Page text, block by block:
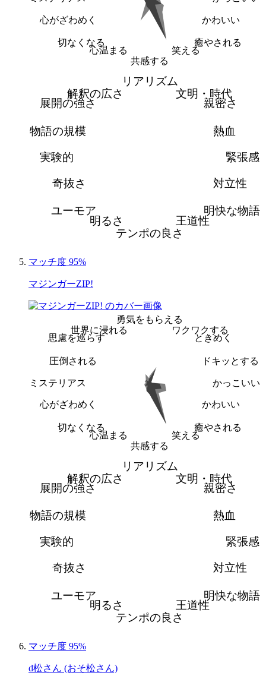
かわいい
癒やされる
笑える
共感する
心温まる
切なくなる
心がざわめく
リアリズム
文明・時代
親密さ
熱血
緊張感
対立性
明快な物語
王道性
テンポの良さ
明るさ
ユーモア
奇抜さ
実験的
物語の規模
展開の強さ
解釈の広さ
マッチ度 95%
マジンガーZIP!
勇気をもらえる
ワクワクする
ときめく
ドキッとする
かっこいい
かわいい
癒やされる
笑える
共感する
心温まる
切なくなる
心がざわめく
ミステリアス
圧倒される
思慮を巡らす
世界に浸れる
リアリズム
文明・時代
親密さ
熱血
緊張感
対立性
明快な物語
王道性
テンポの良さ
明るさ
ユーモア
奇抜さ
実験的
物語の規模
展開の強さ
解釈の広さ
マッチ度 95%
d松さん (おそ松さん)